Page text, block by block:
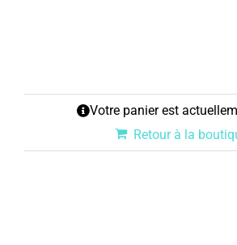
Votre panier est
Retour à la